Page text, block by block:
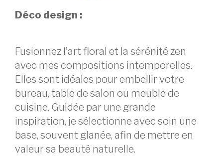
Déco design :
Fusionnez l’art floral et la sérénité zen
avec mes compositions intemporelles.
Elles sont idéales pour embellir votre
bureau, table de salon ou meuble de
cuisine. Guidée par une grande
inspiration, je sélectionne avec soin une
base, souvent glanée, afin de mettre en
valeur sa beauté naturelle.